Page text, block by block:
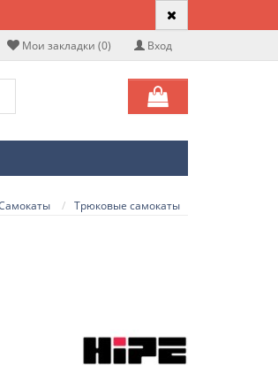
Вход
Мои закладки (0)
Трюковые самокаты